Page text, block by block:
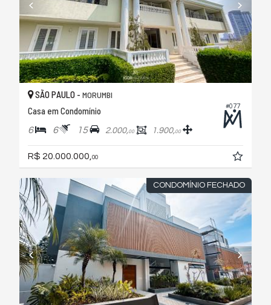
#077
SÃO PAULO - MORUMBI
Casa em Condomínio
6 6 15 2.000,00 1.900,00
R$ 20.000.000, 00
CONDOMÍNIO FECHADO